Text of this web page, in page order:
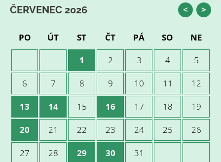
ČERVENEC 2026 < >
PO ÚT ST ČT PÁ SO
NE
1
2 3 4 5
6 7 8 9 10 11 12
13 14 15 16 17 18 19
20 21 22 23 24 25 26
27 28 29 30 31